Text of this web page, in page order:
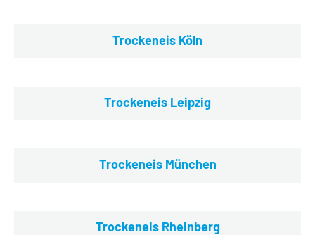
Trockeneis Köln
Trockeneis Leipzig
Trockeneis München
Trockeneis Rheinberg